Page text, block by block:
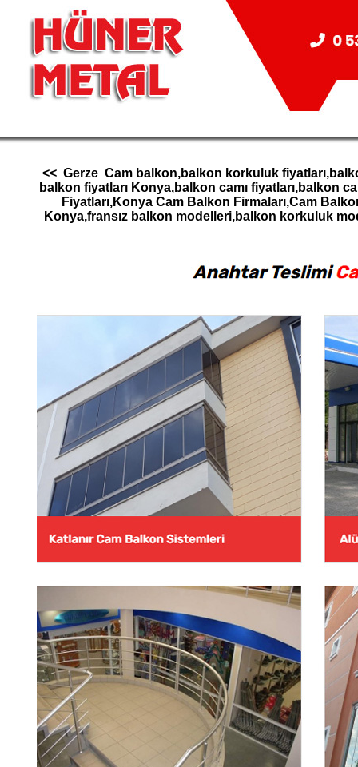
<< Gerze Cam balkon,balkon korkuluk
balkon fiyatları Konya,balkon camı fiyatları,balkon
Fiyatları,Konya Cam Balkon Firmaları,Cam
Konya,fransız balkon modelleri,balkon korkuluk